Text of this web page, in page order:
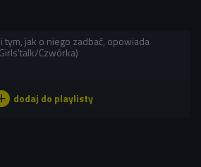
tym, jak o niego zadbać, opowiada
Czwórka)